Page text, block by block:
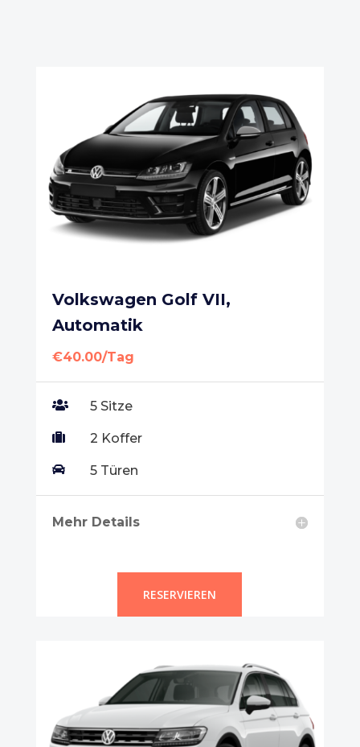
Volkswagen Golf VII,
Automatik
€40.00/Tag
 5 Sitze
 2 Koffer
 5 Türen
Mehr Details
RESERVIEREN